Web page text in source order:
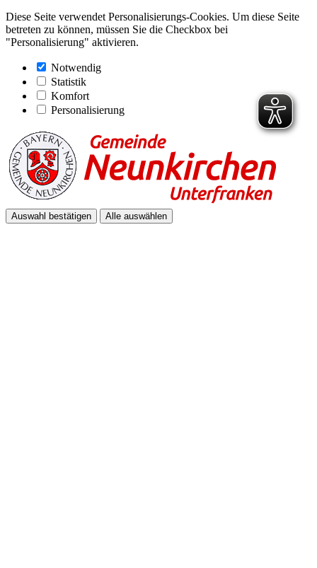
Diese Seite verwendet Personalisierungs-Cookies. Um diese Seite
betreten zu können, müssen Sie die Checkbox bei
"Personalisierung" aktivieren.
Notwendig
Statistik
Komfort
Personalisierung
Auswahl bestätigen Alle auswählen